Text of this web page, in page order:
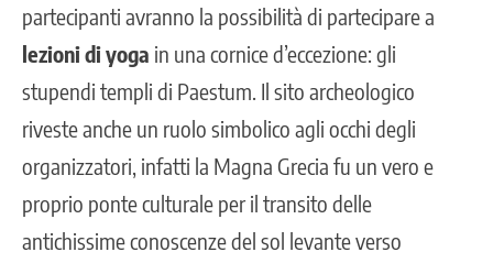
partecipanti avranno la possibilità di partecipare a
lezioni di yoga in una cornice d’eccezione: gli
stupendi templi di Paestum. Il sito archeologico
riveste anche un ruolo simbolico agli occhi degli
organizzatori, infatti la Magna Grecia fu un vero e
proprio ponte culturale per il transito delle
antichissime conoscenze del sol levante verso